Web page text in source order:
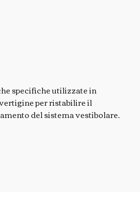
specifiche utilizzate in
per ristabilire il
del sistema vestibolare.